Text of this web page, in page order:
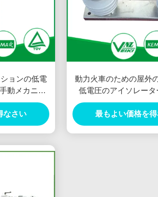
ョンの低電
動メカニズ
なさい
動力火車のための屋外
低電圧のアイソレータ
最もよい価格を